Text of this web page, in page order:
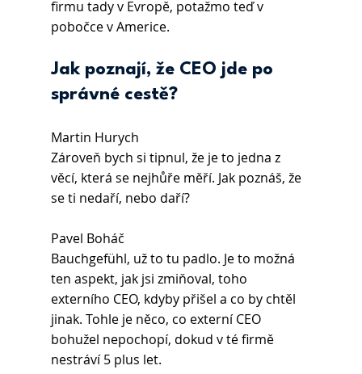
firmu tady v Evropě, potažmo teď v
pobočce v Americe.
Jak poznají, že CEO jde po
správné cestě?
Martin Hurych
Zároveň bych si tipnul, že je to jedna z
věcí, která se nejhůře měří. Jak poznáš, že
se ti nedaří, nebo daří?
Pavel Boháč
Bauchgefühl, už to tu padlo. Je to možná
ten aspekt, jak jsi zmiňoval, toho
externího CEO, kdyby přišel a co by chtěl
jinak. Tohle je něco, co externí CEO
bohužel nepochopí, dokud v té firmě
nestráví 5 plus let.